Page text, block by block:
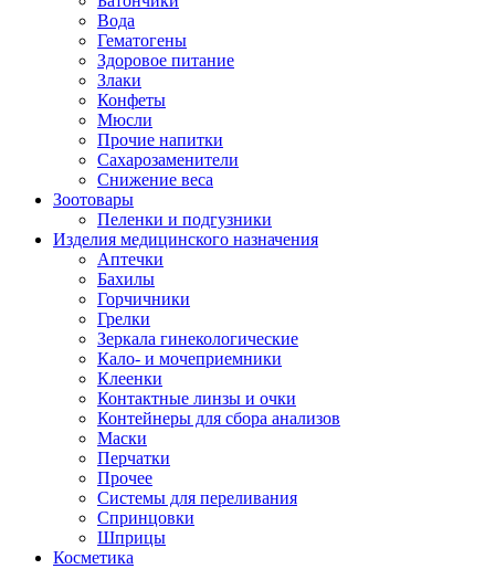
Вода
Гематогены
Здоровое питание
Злаки
Конфеты
Мюсли
Прочие напитки
Сахарозаменители
Снижение веса
Зоотовары
Пеленки и подгузники
Изделия медицинского назначения
Аптечки
Бахилы
Горчичники
Грелки
Зеркала гинекологические
Кало- и мочеприемники
Клеенки
Контактные линзы и очки
Контейнеры для сбора анализов
Маски
Перчатки
Прочее
Системы для переливания
Спринцовки
Шприцы
Косметика